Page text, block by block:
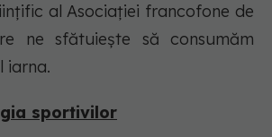
al Asociației francofone de
ne sfătuiește să consumăm
iarna.
sportivilor